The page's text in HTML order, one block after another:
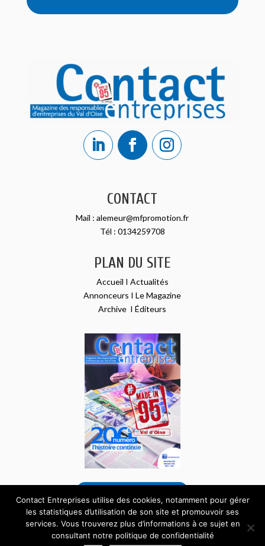
CONTACT
Mail :alemeur@mfpromotion.fr
Tél : 0134259708
PLAN DU SITE
Accueil I Actualités
Annonceurs ILe Magazine
Archive IÉditeurs
Tous droits réservés – Site internet réalisé par
l’agence Pardalys | Mentions Légales|Données
Contact Entreprises utilise des cookies, notamment pour gérer
les statistiques d’utilisation de son site et promouvoir ses
services. Vous trouverez plus d’informations à ce sujet en
consultant notre politique de confidentialité